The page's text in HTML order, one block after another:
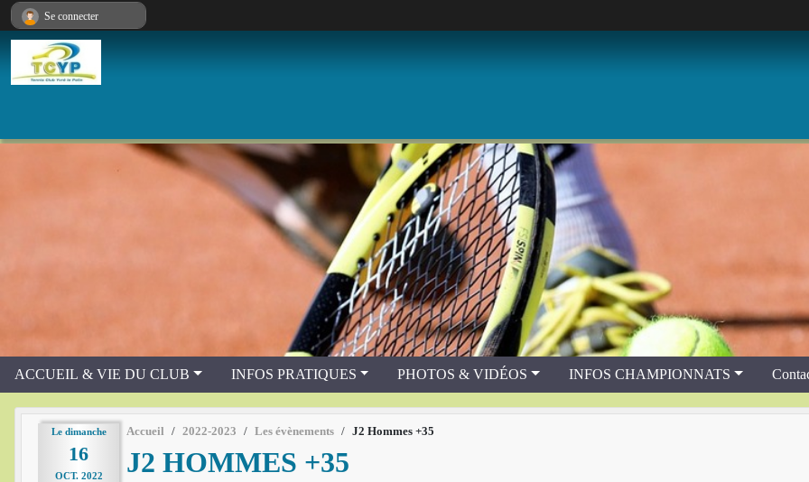
ACCUEIL & VIE DU CLUB INFOS PRATIQUES PHOTOS & VIDÉOS INFOS CHAMPIONNATS
Le dimanche
16
OCT. 2022
Accueil 2022-2023 Les évènements J2 Hommes +35
J2 HOMMES +35
Se connecter
Panneau de gestion des cookies